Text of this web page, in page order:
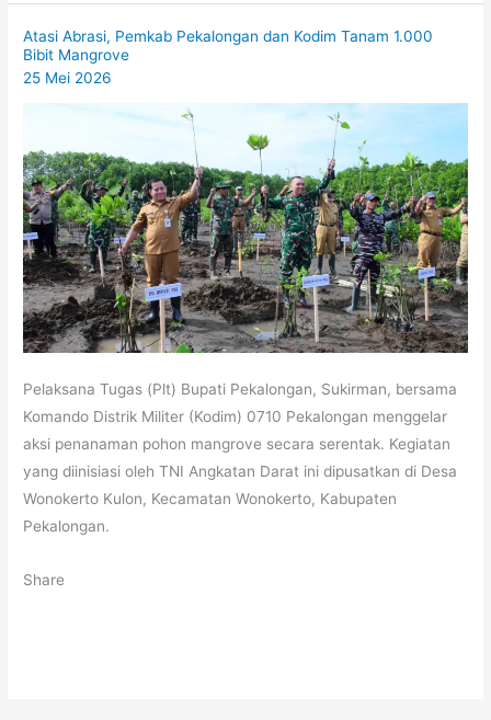
Atasi Abrasi, Pemkab Pekalongan dan Kodim Tanam 1.000
Bibit Mangrove
25 Mei 2026
Pelaksana Tugas (Plt) Bupati Pekalongan, Sukirman, bersama
Komando Distrik Militer (Kodim) 0710 Pekalongan menggelar
aksi penanaman pohon mangrove secara serentak. Kegiatan
yang diinisiasi oleh TNI Angkatan Darat ini dipusatkan di Desa
Wonokerto Kulon, Kecamatan Wonokerto, Kabupaten
Pekalongan.
Share